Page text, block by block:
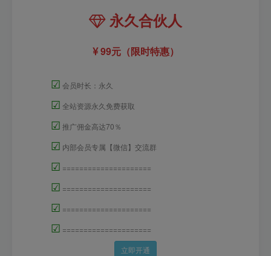
永久合伙人
99元（限时特惠）
☑ 会员时长：永久
☑ 全站资源永久免费获取
☑ 推广佣金高达70％
☑ 内部会员专属【微信】交流群
☑ =====================
☑ =====================
☑ =====================
☑ =====================
立即开通